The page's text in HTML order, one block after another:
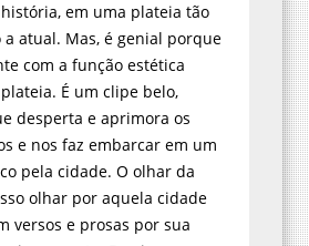
em uma plateia tão
atual. Mas, é genial porque
com a função estética
É um clipe belo,
desperta e aprimora os
e nos faz embarcar em um
pela cidade. O olhar da
olhar por aquela cidade
versos e prosas por sua